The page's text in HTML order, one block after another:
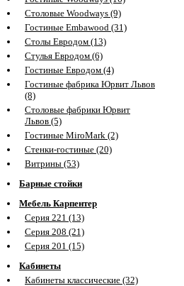
Столовые Woodways (9)
Гостиные Embawood (31)
Столы Евродом (13)
Стулья Евродом (6)
Гостиные Евродом (4)
Гостиные фабрика Юрвит Львов
(8)
Столовые фабрики Юрвит
Львов (5)
Гостиные MiroMark (2)
Стенки-гостиные (20)
Витрины (53)
Барные стойки
Мебель Карпентер
Серия 221 (13)
Серия 208 (21)
Серия 201 (15)
Кабинеты
Кабинеты классические (32)